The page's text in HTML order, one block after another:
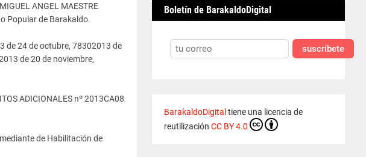
ANGEL MAESTRE
Popular de Barakaldo.
de 24 de octubre, 78302013 de
de 20 de noviembre,
ADICIONALES nº 2013CA08
de Habilitación de
Boletín de BarakaldoDigital
suscríbete
BarakaldoDigital tiene una licencia de
reutilización CC BY 4.0